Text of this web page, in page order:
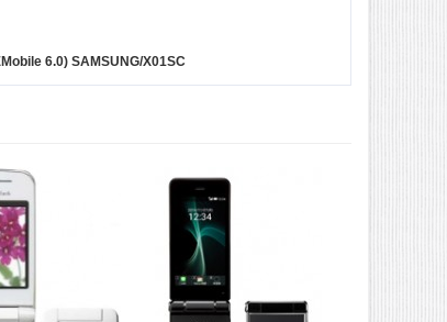
6.0) SAMSUNG/X01SC